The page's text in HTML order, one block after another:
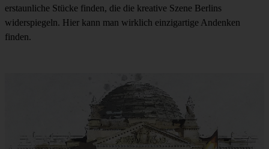
erstaunliche Stücke finden, die die kreative Szene Berlins
widerspiegeln. Hier kann man wirklich einzigartige Andenken
finden.